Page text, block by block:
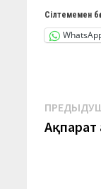
Сілтемемен
по